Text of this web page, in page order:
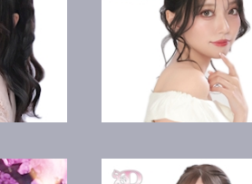
千手 かのん